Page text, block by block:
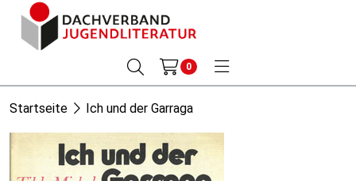
0
Startseite Ich und der Garraga